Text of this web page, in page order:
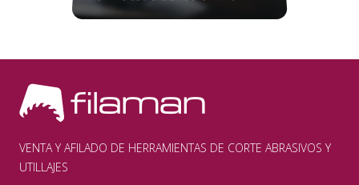
VENTA Y AFILADO DE HERRAMIENTAS DE CORTE ABRASIVOS Y
UTILLAJES